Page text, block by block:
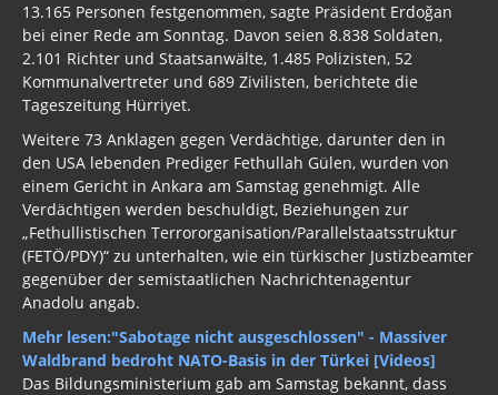
13.165 Personen festgenommen, sagte Präsident Erdoğan
bei einer Rede am Sonntag. Davon seien 8.838 Soldaten,
2.101 Richter und Staatsanwälte, 1.485 Polizisten, 52
Kommunalvertreter und 689 Zivilisten, berichtete die
Tageszeitung Hürriyet.
Weitere 73 Anklagen gegen Verdächtige, darunter den in
den USA lebenden Prediger Fethullah Gülen, wurden von
einem Gericht in Ankara am Samstag genehmigt. Alle
Verdächtigen werden beschuldigt, Beziehungen zur
„Fethullistischen Terrororganisation/Parallelstaatsstruktur
(FETÖ/PDY)“ zu unterhalten, wie ein türkischer Justizbeamter
gegenüber der semistaatlichen Nachrichtenagentur
Anadolu angab.
Mehr lesen:"Sabotage nicht ausgeschlossen" - Massiver
Waldbrand bedroht NATO-Basis in der Türkei [Videos]
Das Bildungsministerium gab am Samstag bekannt, dass